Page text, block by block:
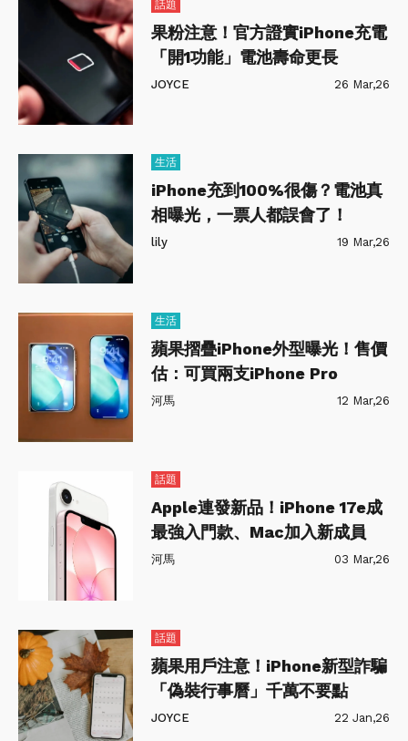
話題
果粉注意！官方證實iPhone充電
「開1功能」電池壽命更長
JOYCE 26 Mar,26
生活
iPhone充到100%很傷？電池真
相曝光，一票人都誤會了！
lily 19 Mar,26
生活
蘋果摺疊iPhone外型曝光！售價
估：可買兩支iPhone Pro
河馬 12 Mar,26
話題
Apple連發新品！iPhone 17e成
最強入門款、Mac加入新成員
河馬 03 Mar,26
話題
蘋果用戶注意！iPhone新型詐騙
「偽裝行事曆」千萬不要點
JOYCE 22 Jan,26